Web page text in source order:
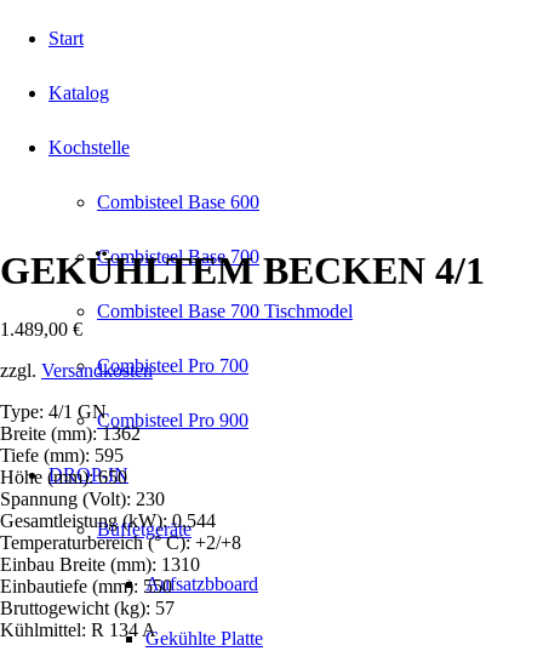
Start
Katalog
Kochstelle
Combisteel Base 600
Combisteel Base 700
Combisteel Base 700 Tischmodel
Combisteel Pro 700
Combisteel Pro 900
DROP-IN
Büffetgeräte
Aufsatzbboard
Gekühlte Platte
GEKÜHLTEM BECKEN 4/1
1.489,00 €
zzgl. Versandkosten
Type: 4/1 GN
Breite (mm): 1362
Tiefe (mm): 595
Höhe (mm): 650
Spannung (Volt): 230
Gesamtleistung (kW): 0,544
Temperaturbereich (° C): +2/+8
Einbau Breite (mm): 1310
Einbautiefe (mm): 550
Bruttogewicht (kg): 57
Kühlmittel: R 134 A